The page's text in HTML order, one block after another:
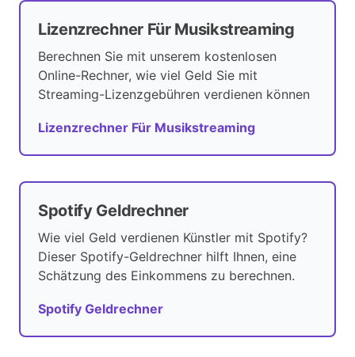
Lizenzrechner Für Musikstreaming
Berechnen Sie mit unserem kostenlosen
Online-Rechner, wie viel Geld Sie mit
Streaming-Lizenzgebühren verdienen können
Lizenzrechner Für Musikstreaming
Spotify Geldrechner
Wie viel Geld verdienen Künstler mit Spotify?
Dieser Spotify-Geldrechner hilft Ihnen, eine
Schätzung des Einkommens zu berechnen.
Spotify Geldrechner